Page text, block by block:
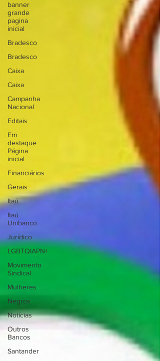
banner
grande
pagina
inicial
Bradesco
Bradesco
Caixa
Caixa
Campanha
Nacional
Editais
Em
destaque
Página
inicial
Financiários
Gerais
Itaú
Itaú
Unibanco
Jurídico
LGBTQIAPN+
Movimento
Sindical
Mulheres
Negros
Notícias
Outros
Bancos
Santander